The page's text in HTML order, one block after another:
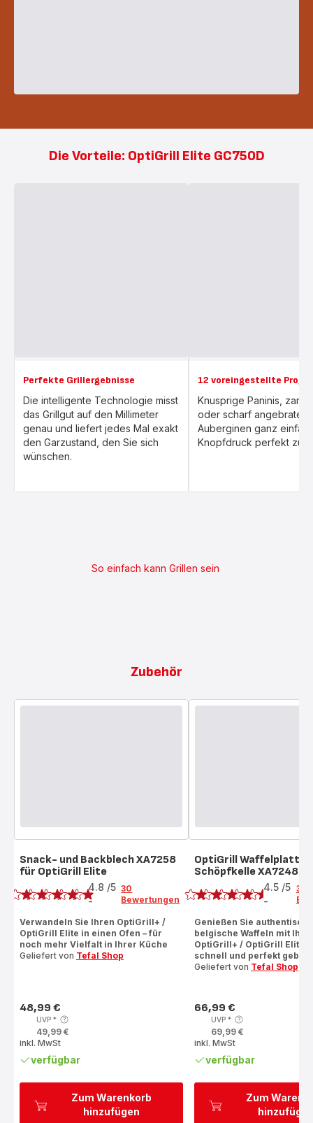
Die Vorteile: OptiGrill Elite GC750D
Perfekte Grillergebnisse
Die intelligente Technologie misst
das Grillgut auf den Millimeter
genau und liefert jedes Mal exakt
den Garzustand, den Sie sich
wünschen.​
12 voreingestellte
Knusprige Paninis,
oder scharf
Auberginen ganz
Knopfdruck perfekt
So einfach kann Grillen sein
Zubehör
Zum Warenkorb
hinzufügen
Snack- und Backblech XA7258
für OptiGrill Elite
Bewertung
4.8 /5
-
30
Bewertungen
Verwandeln Sie Ihren OptiGrill+ /
OptiGrill Elite in einen Ofen – für
noch mehr Vielfalt in Ihrer Küche
Geliefert von Tefal Shop
Preis
48,99 €
UVP*
49,99 €
inkl. MwSt
verfügbar
Zum
OptiGrill Waffelplatten
Schöpfkelle XA7248
Bewertung
4.5 /5
-
38
Genießen Sie authentische
belgische Waffeln mit
OptiGrill+ / OptiGrill Elite
schnell und perfekt
Geliefert von Tefal Shop
Preis
66,99 €
UVP*
69,99 €
inkl. MwSt
verfügbar